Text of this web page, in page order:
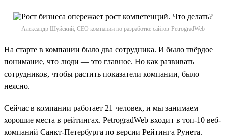
Александр Шуйский, CEO компании по разработке сайтов PetrogradWeb
На старте в компании было два сотрудника. И было твёрдое
понимание, что люди — это главное. Но как развивать
сотрудников, чтобы растить показатели компании, было
неясно.
Сейчас в компании работает 21 человек, и мы занимаем
хорошие места в рейтингах. PetrogradWeb входит в топ-10 веб-
компаний Санкт-Петербурга по версии Рейтинга Рунета.